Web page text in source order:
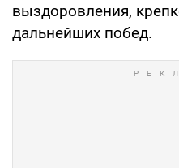
выздоровления,
дальнейших побед.